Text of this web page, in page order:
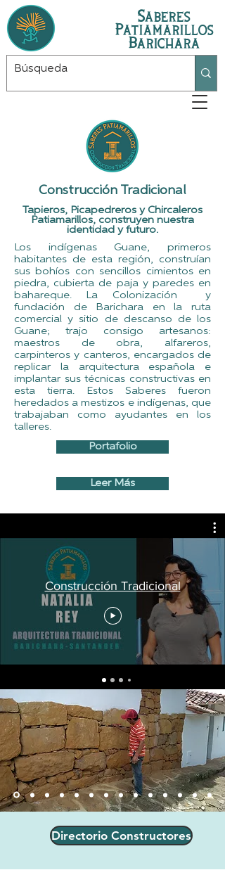
Saberes
Patiamarillos
Barichara
​Construcción Tradicional
Tapieros, Picapedreros y Chircaleros
Patiamarillos, construyen nuestra
identidad y futuro.
Los indígenas Guane, primeros
habitantes de esta región, construían
sus bohíos con sencillos cimientos en
piedra, cubierta de paja y paredes en
bahareque. La Colonización y
fundación de Barichara en la ruta
comercial y sitio de descanso de los
Guane; trajo consigo artesanos:
maestros de obra, alfareros,
carpinteros y canteros, encargados de
replicar la arquitectura española e
implantar sus técnicas constructivas en
esta tierra. Estos Saberes fueron
heredados a mestizos e indígenas, que
trabajaban como ayudantes en los
talleres.
Portafolio
Leer Más
Construcción Tradicional
Directorio Constructores